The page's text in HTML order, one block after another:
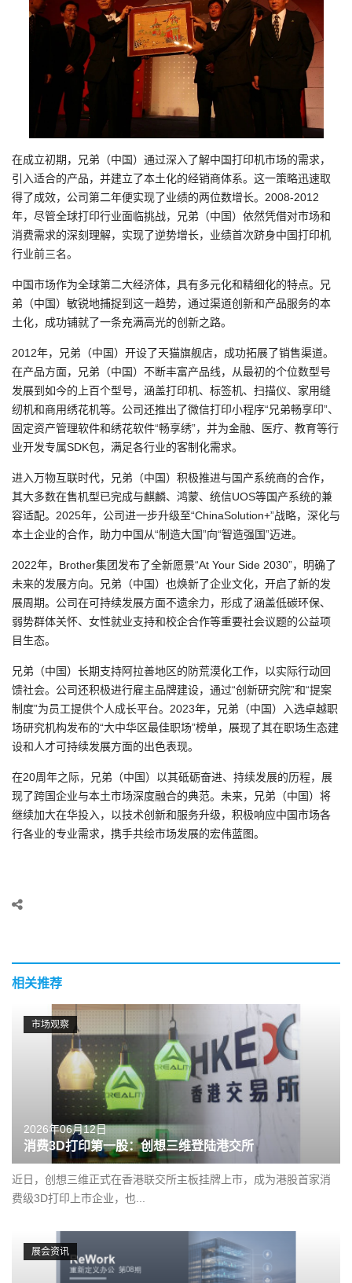
在成立初期，兄弟（中国）通过深入了解中国打印机市场的需求，
引入适合的产品，并建立了本土化的经销商体系。这一策略迅速取
得了成效，公司第二年便实现了业绩的两位数增长。2008-2012
年，尽管全球打印行业面临挑战，兄弟（中国）依然凭借对市场和
消费需求的深刻理解，实现了逆势增长，业绩首次跻身中国打印机
行业前三名。
中国市场作为全球第二大经济体，具有多元化和精细化的特点。兄
弟（中国）敏锐地捕捉到这一趋势，通过渠道创新和产品服务的本
土化，成功铺就了一条充满高光的创新之路。
2012年，兄弟（中国）开设了天猫旗舰店，成功拓展了销售渠道。
在产品方面，兄弟（中国）不断丰富产品线，从最初的个位数型号
发展到如今的上百个型号，涵盖打印机、标签机、扫描仪、家用缝
纫机和商用绣花机等。公司还推出了微信打印小程序“兄弟畅享印”、
固定资产管理软件和绣花软件“畅享绣”，并为金融、医疗、教育等行
业开发专属SDK包，满足各行业的客制化需求。
进入万物互联时代，兄弟（中国）积极推进与国产系统商的合作，
其大多数在售机型已完成与麒麟、鸿蒙、统信UOS等国产系统的兼
容适配。2025年，公司进一步升级至“ChinaSolution+”战略，深化与
本土企业的合作，助力中国从“制造大国”向“智造强国”迈进。
2022年，Brother集团发布了全新愿景“At Your Side 2030”，明确了
未来的发展方向。兄弟（中国）也焕新了企业文化，开启了新的发
展周期。公司在可持续发展方面不遗余力，形成了涵盖低碳环保、
弱势群体关怀、女性就业支持和校企合作等重要社会议题的公益项
目生态。
兄弟（中国）长期支持阿拉善地区的防荒漠化工作，以实际行动回
馈社会。公司还积极进行雇主品牌建设，通过“创新研究院”和“提案
制度”为员工提供个人成长平台。2023年，兄弟（中国）入选卓越职
场研究机构发布的“大中华区最佳职场”榜单，展现了其在职场生态建
设和人才可持续发展方面的出色表现。
在20周年之际，兄弟（中国）以其砥砺奋进、持续发展的历程，展
现了跨国企业与本土市场深度融合的典范。未来，兄弟（中国）将
继续加大在华投入，以技术创新和服务升级，积极响应中国市场各
行各业的专业需求，携手共绘市场发展的宏伟蓝图。
相关推荐
市场观察
2026年06月12日
消费3D打印第一股：创想三维登陆港交所
近日，创想三维正式在香港联交所主板挂牌上市，成为港股首家消
费级3D打印上市企业，也...
展会资讯